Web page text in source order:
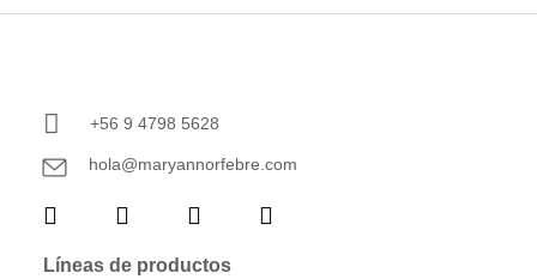
+56 9 4798 5628
hola@maryannorfebre.com
Líneas de productos